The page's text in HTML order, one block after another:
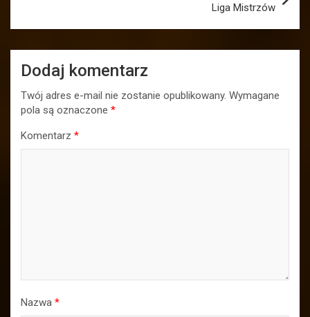
Liga Mistrzów
Dodaj komentarz
Twój adres e-mail nie zostanie opublikowany. Wymagane
pola są oznaczone *
Komentarz *
Nazwa *